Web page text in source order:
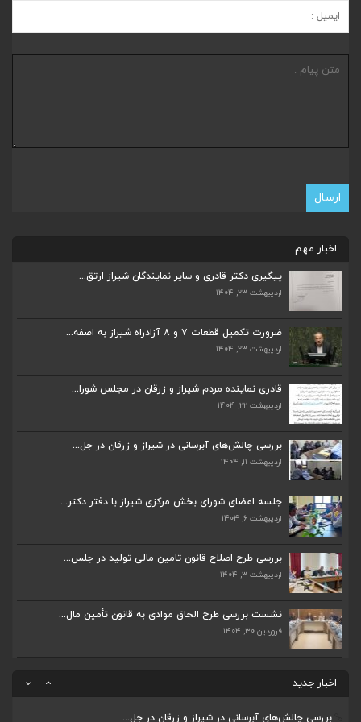
اخبار مهم
پیگیری دکتر قادری و سایر نمایندگان شیراز ارتق...
اردیبهشت ۲۳, ۱۴۰۴
ضرورت تکمیل قطعات ۷ و ۸ آزادراه شیراز به اصفه...
اردیبهشت ۲۳, ۱۴۰۴
قادری نماینده مردم شیراز و زرقان در مجلس شورا...
اردیبهشت ۲۲, ۱۴۰۴
بررسی چالش‌های آبرسانی در شیراز و زرقان در جل...
اردیبهشت ۱۱, ۱۴۰۴
جلسه اعضای شورای بخش مرکزی شیراز با دفتر دکتر...
اردیبهشت ۶, ۱۴۰۴
بررسی طرح اصلاح قانون تامین مالی تولید در جلس...
اردیبهشت ۳, ۱۴۰۴
نشست بررسی طرح الحاق موادی به قانون تأمین مال...
فروردین ۳۰, ۱۴۰۴
اخبار جدید
ضرورت تکمیل قطعات ۷ و ۸ آزادراه شیراز به اصفه...
اردیبهشت ۲۳, ۱۴۰۴
قادری نماینده مردم شیراز و زرقان در مجلس شورا...
بررسی چالش‌های آبرسانی در شیراز و زرقان در جل...
جلسه اعضای شورای بخش مرکزی شیراز با دفتر دکتر...
پیگیری دکتر قادری و سایر نمایندگان شیراز ارتق...
اردیبهشت ۲۳, ۱۴۰۴
ضرورت تکمیل قطعات ۷ و ۸ آزادراه شیراز به اصفه...
اردیبهشت ۲۳, ۱۴۰۴
بررسی چالش‌های آبرسانی در شیراز و زرقان در جل...